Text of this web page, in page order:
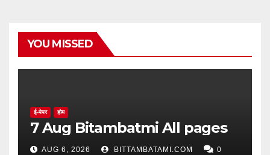
YOU MISSED
ई-पेपर होम
7 Aug Bitambatmi All pages
AUG 6, 2026 BITTAMBATAMI.COM 0